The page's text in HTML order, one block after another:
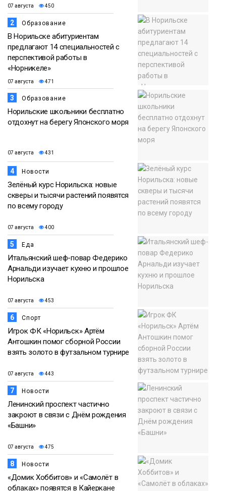
07 августа 450
2 Образование
В Норильске абитуриентам
предлагают 14 специальностей с
перспективой работы в
«Норникеле»
07 августа 471
3 Образование
Норильские школьники бесплатно
отдохнут на берегу Японского моря
07 августа 431
4 Новости
Зелёный курс Норильска: новые
скверы и тысячи растений появятся
по всему городу
07 августа 400
5 Еда
Итальянский шеф-повар Федерико
Арнальди изучает кухню и прошлое
Норильска
07 августа 453
6 Спорт
Игрок ФК «Норильск» Артём
Антошкин помог сборной России
взять золото в футзальном турнире
07 августа 443
7 Новости
Ленинский проспект частично
закроют в связи с Днём рождения
«Башни»
07 августа 475
8 Новости
«Домик Хоббитов» и «Самолёт в
облаках» появятся в Кайеркане